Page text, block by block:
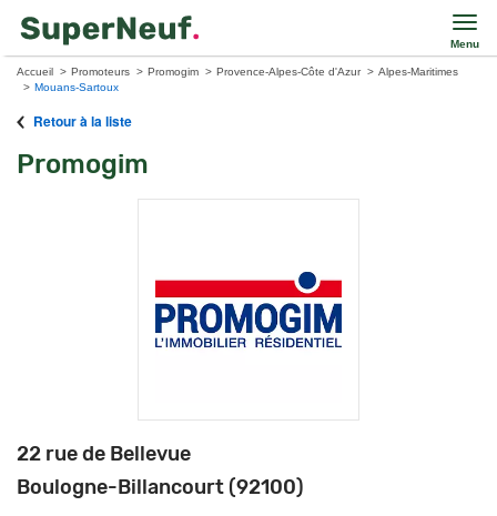
Menu
Accueil Promoteurs Promogim Provence-Alpes-Côte d'Azur
Alpes-Maritimes
Mouans-Sartoux
Retour à la liste
Promogim
22 rue de Bellevue
Boulogne-Billancourt (92100)